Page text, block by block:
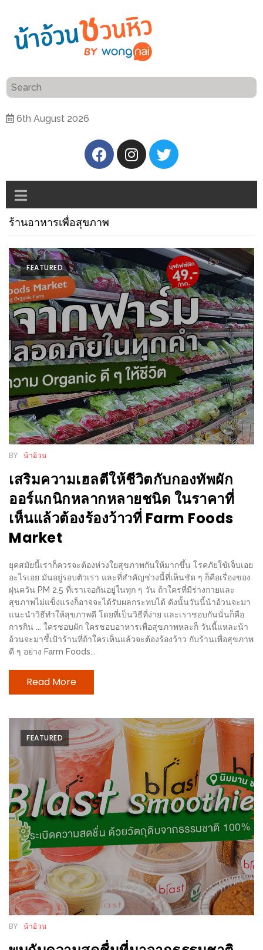
6th August 2026
แนะนำ
ติดต่อ
อ้วน
WONGNAI.COM
นโยบาย
ความ
เป็น
ส่วน
ตัว
ศิริ
ปัน
เชียงใหม่
#มา
เดิน
เล่น
กัน
มั้ย
ฐานะ
อะไร
ก็ได้
…
ที่
ครบ
ครั้ง
ช้อป
ลล์
ชิม
ที่
HIMMA
MARKET
FESTIVAL
10
ร้าน
ค้า
แซ่บ
แม่ค้า
สวย
ร้าน
รวย
เสน่ห์
ของ
เชียงใหม่
ที่
ต้อง
ไป
ร้านอาหารเพื่อสุขภาพ
FEATURED
BY น้าอ้วน
เสริมความเฮลตีให้ชีวิตกับกองทัพผัก
ออร์แกนิกหลากหลายชนิด ในราคาที่
เห็นแล้วต้องร้องว้าวที่ Farm Foods
Market
ยุคสมัยนี้เราก็ควรจะต้องห่วงใยสุขภาพกันให้มากขึ้น โรคภัยใข้เจ็บเอย
อะไรเอย มันอยู่รอบตัวเรา และที่สำคัญช่วงนี้ที่เห็นชัด ๆ ก็คือเรื่องของ
ฝุ่นควัน PM 2.5 ที่เราเจอกันอยู่ในทุก ๆ วัน ถ้าใครที่มีร่างกายและ
สุขภาพไม่แข็งแรงก็อาจจะได้รับผลกระทบได้ ดังนั้นวันนี้น้าอ้วนจะมา
แนะนำวิธีทำให้สุขภาพดี โดยที่เป็นวิธีที่ง่าย และเราชอบกันนั่นก็คือ
การกิน ... ใครชอบผัก ใครชอบอาหารเพื่อสุขภาพหละก็ วันนี้แหละน้า
อ้วนจะมาชี้เป้าร้านที่ถ้าใครเห็นแล้วจะต้องร้องว้าว กับร้านเพื่อสุขภาพ
ดี ๆ อย่าง Farm Foods...
Read More
FEATURED
BY น้าอ้วน